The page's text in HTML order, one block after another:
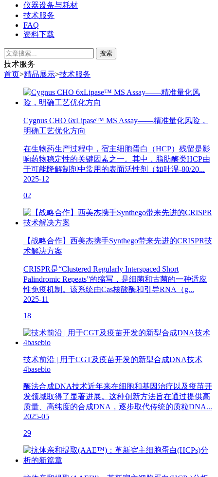
仪器设备与耗材
技术服务
FAQ
资料下载
技术服务
首页>精品展示>技术服务
Cygnus CHO 6xLipase™ MS Assay——精准量化风险，
明确工艺优化方向
在生物药生产过程中，宿主细胞蛋白（HCP）残留是影
响药物稳定性的关键因素之一。其中，脂肪酶类HCP由
于可能降解制剂中常用的表面活性剂（如吐温-80/20...
2025-12
02
【战略合作】西美杰携手Synthego带来先进的CRISPR技
术解决方案
CRISPR是“Clustered Regularly Interspaced Short
Palindromic Repeats”的缩写，是细菌和古菌的一种适应
性免疫机制。该系统由Cas核酸酶和引导RNA（g...
2025-11
18
技术前沿 | 用于CGT及疫苗开发的新型合成DNA技术
4basebio
酶法合成DNA技术近年来在细胞和基因治疗以及疫苗开
发领域取得了显著进展。这种创新方法旨在通过提供高
质量、高纯度的合成DNA，逐步取代传统的质粒DNA...
2025-05
29